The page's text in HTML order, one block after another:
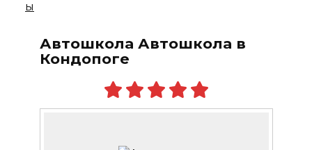
Автошкола Автошкола в
Кондопоге